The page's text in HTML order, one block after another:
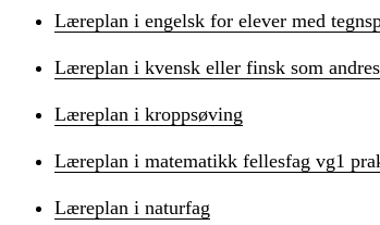
Læreplan i engelsk for elever med
Læreplan i kvensk eller finsk som
Læreplan i kroppsøving
Læreplan i matematikk fellesfag vg1
Læreplan i naturfag